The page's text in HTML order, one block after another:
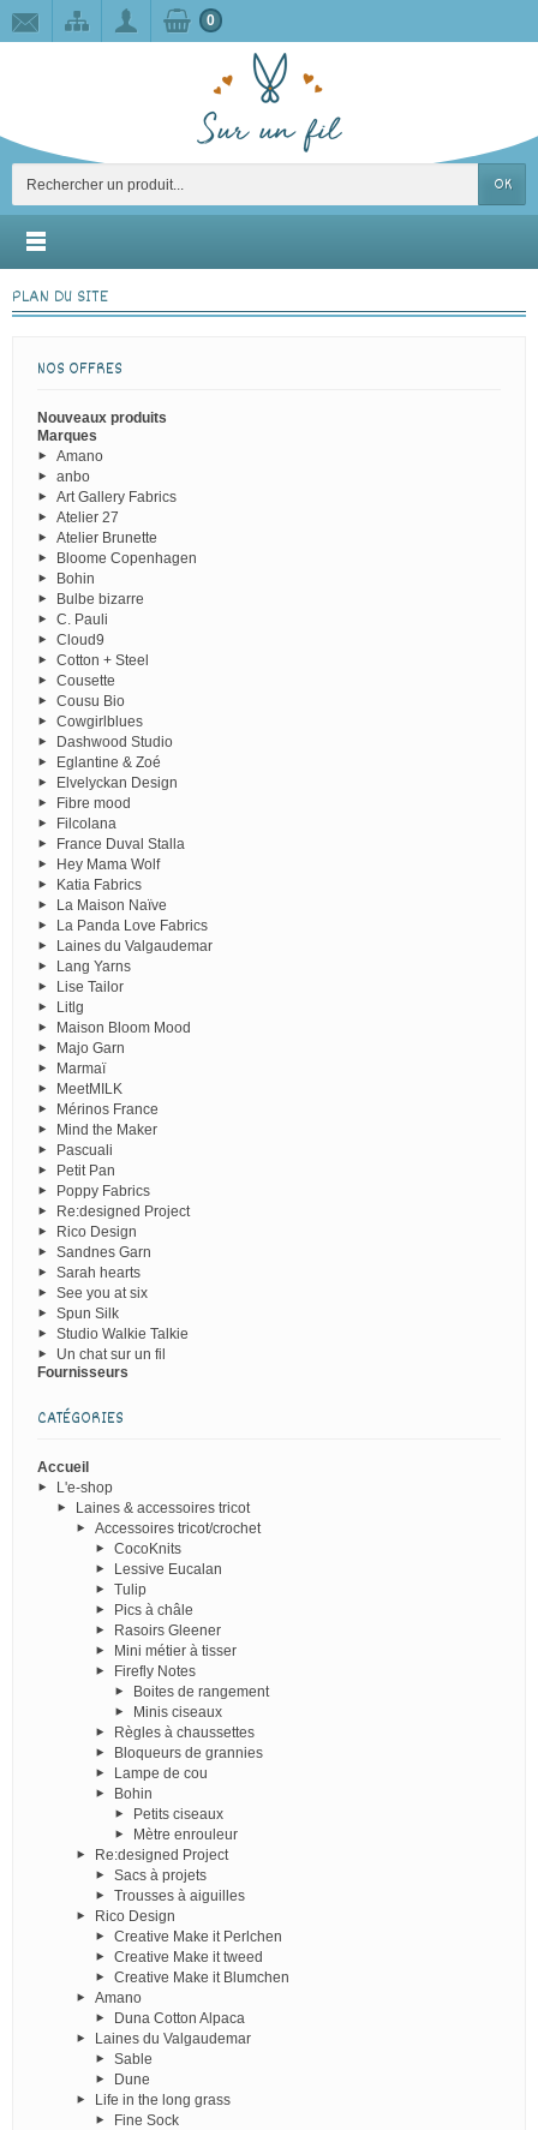
OK
0
PLAN DU SITE
NOS OFFRES
Nouveaux produits
Marques
Amano
anbo
Art Gallery Fabrics
Atelier 27
Atelier Brunette
Bloome Copenhagen
Bohin
Bulbe bizarre
C. Pauli
Cloud9
Cotton + Steel
Cousette
Cousu Bio
Cowgirlblues
Dashwood Studio
Eglantine & Zoé
Elvelyckan Design
Fibre mood
Filcolana
France Duval Stalla
Hey Mama Wolf
Katia Fabrics
La Maison Naïve
La Panda Love Fabrics
Laines du Valgaudemar
Lang Yarns
Lise Tailor
Litlg
Maison Bloom Mood
Majo Garn
Marmaï
MeetMILK
Mérinos France
Mind the Maker
Pascuali
Petit Pan
Poppy Fabrics
Re:designed Project
Rico Design
Sandnes Garn
Sarah hearts
See you at six
Spun Silk
Studio Walkie Talkie
Un chat sur un fil
Fournisseurs
CATÉGORIES
Accueil
L'e-shop
Laines & accessoires tricot
Accessoires tricot/crochet
CocoKnits
Lessive Eucalan
Tulip
Pics à châle
Rasoirs Gleener
Mini métier à tisser
Firefly Notes
Boites de rangement
Minis ciseaux
Règles à chaussettes
Bloqueurs de grannies
Lampe de cou
Bohin
Petits ciseaux
Mètre enrouleur
Re:designed Project
Sacs à projets
Trousses à aiguilles
Rico Design
Creative Make it Perlchen
Creative Make it tweed
Creative Make it Blumchen
Amano
Duna Cotton Alpaca
Laines du Valgaudemar
Sable
Dune
Life in the long grass
Fine Sock